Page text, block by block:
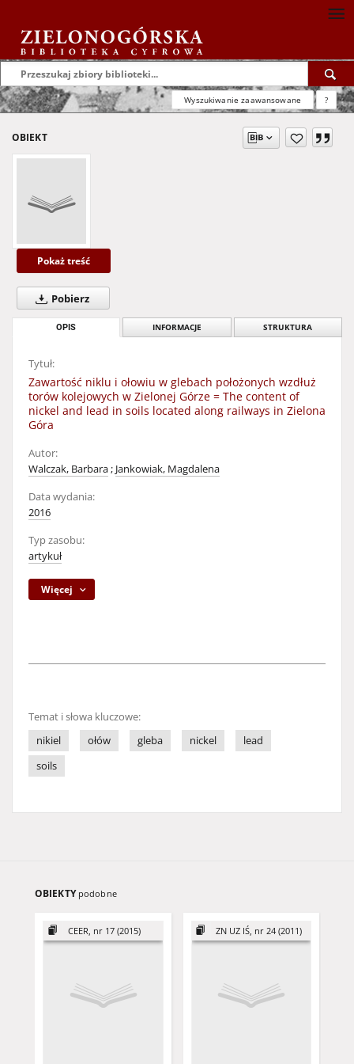
Wyszukiwanie zaawansowane ?
OBIEKT
Pokaż treść
Pobierz
OPIS INFORMACJE STRUKTURA
Tytuł:
Zawartość niklu i ołowiu w glebach położonych wzdłuż
torów kolejowych w Zielonej Górze = The content of
nickel and lead in soils located along railways in Zielona
Góra
Autor:
Walczak, Barbara; Jankowiak, Magdalena
Data wydania:
2016
Typ zasobu:
artykuł
Więcej
Temat i słowa kluczowe:
nikiel
ołów gleba nickel
lead
soils
OBIEKTY podobne
CEER, nr 17 (2015) ZN UZ IŚ, nr 24 (2011)